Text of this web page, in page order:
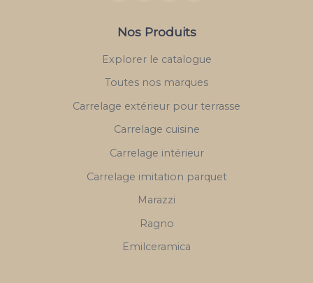
Nos Produits
Explorer le catalogue
Toutes nos marques
Carrelage extérieur pour terrasse
Carrelage cuisine
Carrelage intérieur
Carrelage imitation parquet
Marazzi
Ragno
Emilceramica